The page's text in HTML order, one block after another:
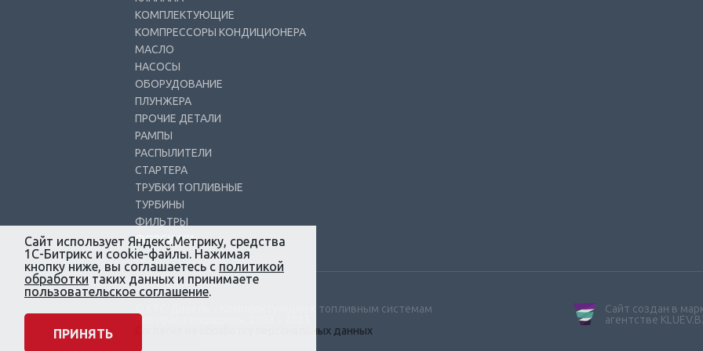
КОМПЛЕКТУЮЩИЕ
КОМПРЕССОРЫ КОНДИЦИОНЕРА
МАСЛО
НАСОСЫ
ОБОРУДОВАНИЕ
ПЛУНЖЕРА
ПРОЧИЕ ДЕТАЛИ
РАМПЫ
РАСПЫЛИТЕЛИ
СТАРТЕРА
ТРУБКИ ТОПЛИВНЫЕ
ТУРБИНЫ
ФИЛЬТРЫ
ФОРСУНКИ
© КТС-Дизель – Комплектующие к топливным системам
Все права защищены, 2003 – 2025
Согласие на обработку персональных данных
Сайт создан в
агентстве
Сайт использует Яндекс.Метрику, средства
1С-Битрикс и cookie-файлы. Нажимая
кнопку ниже, вы соглашаетесь с политикой
обработки таких данных и принимаете
пользовательское соглашение.
ПРИНЯТЬ